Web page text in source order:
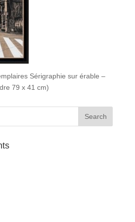
Sérigraphie sur érable –
79 x 41 cm)